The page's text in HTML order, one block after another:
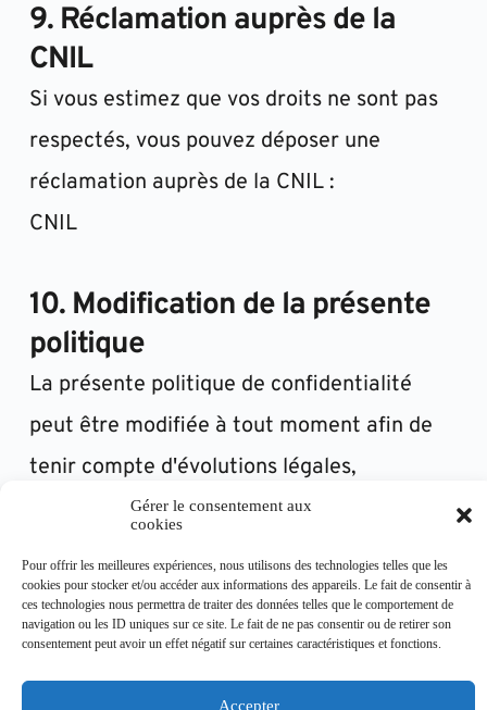
Gérer le consentement aux
cookies
Pour offrir les meilleures expériences, nous utilisons des technologies telles que les
cookies pour stocker et/ou accéder aux informations des appareils. Le fait de consentir à
ces technologies nous permettra de traiter des données telles que le comportement de
navigation ou les ID uniques sur ce site. Le fait de ne pas consentir ou de retirer son
consentement peut avoir un effet négatif sur certaines caractéristiques et fonctions.
Accepter
9. Réclamation auprès de la
CNIL
Si vous estimez que vos droits ne sont pas
respectés, vous pouvez déposer une
réclamation auprès de la CNIL :
CNIL
10. Modification de la présente
politique
La présente politique de confidentialité
peut être modifiée à tout moment afin de
tenir compte d'évolutions légales,
techniques ou organisationnelles.
le site.